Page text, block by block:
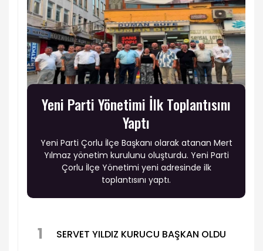
Yeni Parti Yönetimi İlk Toplantısını
Yaptı
Yeni Parti Çorlu İlçe Başkanı olarak atanan Mert
Yılmaz yönetim kurulunu oluşturdu. Yeni Parti
Çorlu İlçe Yönetimi yeni adresinde ilk
toplantısını yaptı.
1 SERVET YILDIZ KURUCU BAŞKAN OLDU